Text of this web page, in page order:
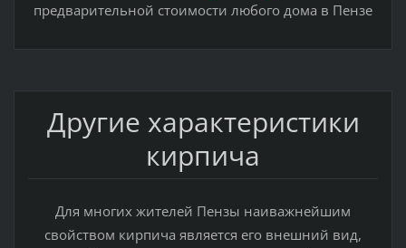
предварительной стоимости любого дома в Пензе
Другие характеристики
кирпича
Для многих жителей Пензы наиважнейшим
свойством кирпича является его внешний вид,